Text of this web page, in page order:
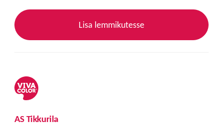
Lisa lemmikutesse
AS Tikkurila